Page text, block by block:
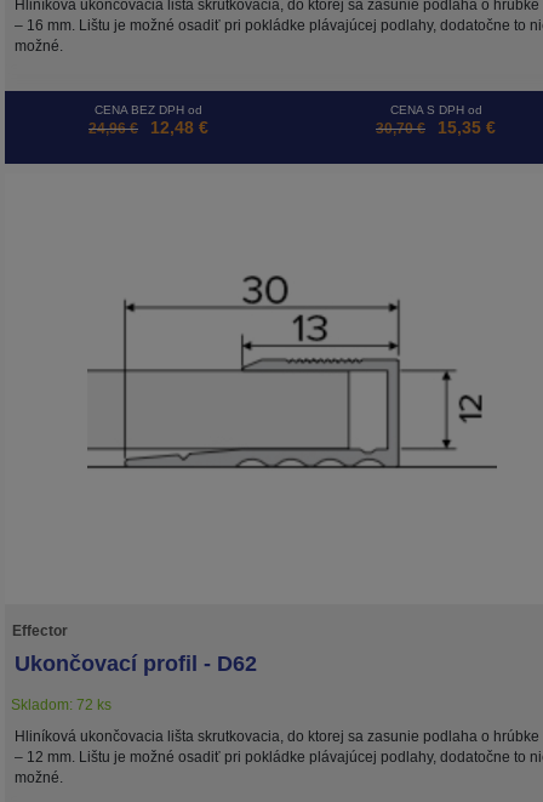
Hliníková ukončovacia lišta skrutkovacia, do ktorej sa zasunie podlaha o hrúbke
– 16 mm. Lištu je možné osadiť pri pokládke plávajúcej podlahy, dodatočne to
možné.
CENA BEZ DPH od
24,96 € 12,48 €
CENA S DPH od
30,70 € 15,35 €
Effector
Ukončovací profil - D62
Skladom: 72 ks
Hliníková ukončovacia lišta skrutkovacia, do ktorej sa zasunie podlaha o hrúbke
– 12 mm. Lištu je možné osadiť pri pokládke plávajúcej podlahy, dodatočne to
možné.